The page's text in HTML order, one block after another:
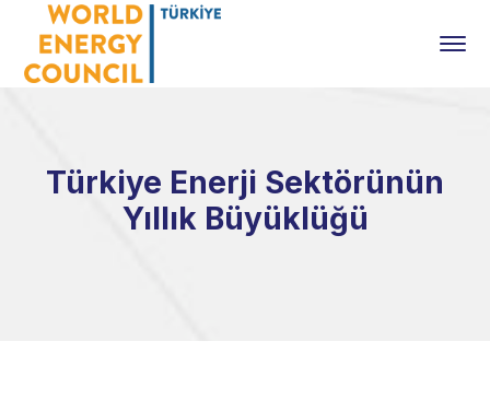
Türkiye Enerji Sektörünün
Yıllık Büyüklüğü